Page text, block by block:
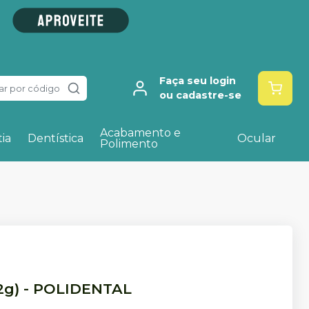
por código
Faça seu login
ou cadastre-se
Dentística
Acabamento e
Polimento
Ocular
- POLIDENTAL